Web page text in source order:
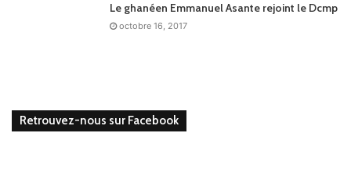
Le ghanéen Emmanuel Asante rejoint le Dcmp
octobre 16, 2017
Retrouvez-nous sur Facebook